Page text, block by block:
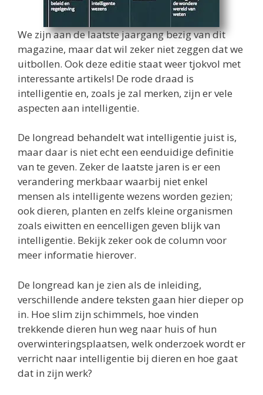
We zijn aan de laatste jaargang bezig van dit
magazine, maar dat wil zeker niet zeggen dat we
uitbollen. Ook deze editie staat weer tjokvol met
interessante artikels! De rode draad is
intelligentie en, zoals je zal merken, zijn er vele
aspecten aan intelligentie.
De longread behandelt wat intelligentie juist is,
maar daar is niet echt een eenduidige definitie
van te geven. Zeker de laatste jaren is er een
verandering merkbaar waarbij niet enkel
mensen als intelligente wezens worden gezien;
ook dieren, planten en zelfs kleine organismen
zoals eiwitten en eencelligen geven blijk van
intelligentie. Bekijk zeker ook de column voor
meer informatie hierover.
De longread kan je zien als de inleiding,
verschillende andere teksten gaan hier dieper op
in. Hoe slim zijn schimmels, hoe vinden
trekkende dieren hun weg naar huis of hun
overwinteringsplaatsen, welk onderzoek wordt er
verricht naar intelligentie bij dieren en hoe gaat
dat in zijn werk?